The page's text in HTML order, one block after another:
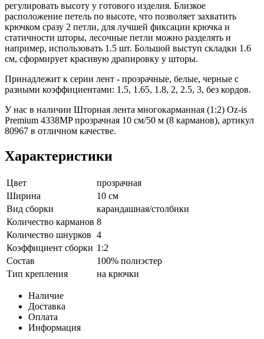
регулировать высоту у готового изделия. Близкое
расположение петель по высоте, что позволяет захватить
крючком сразу 2 петли, для лучшей фиксации крючка и
статичности шторы, лесочные петли можно разделять и
например, использовать 1.5 шт. Большой выступ складки 1.6
см, сформирует красивую драпировку у шторы.
Принадлежит к серии лент - прозрачные, белые, черные с
разными коэффициентами: 1.5, 1.65, 1.8, 2, 2.5, 3, без кордов.
У нас в наличии Шторная лента многокарманная (1:2) Oz-is
Premium 4338MP прозрачная 10 см/50 м (8 карманов), артикул
80967 в отличном качестве.
Характеристики
Цвет
прозрачная
Ширина
10 см
Вид сборки
карандашная/столбики
Количество карманов 8
Количество шнурков 4
Коэффициент сборки 1:2
Состав
100% полиэстер
Тип крепления
на крючки
Наличие
Доставка
Оплата
Информация